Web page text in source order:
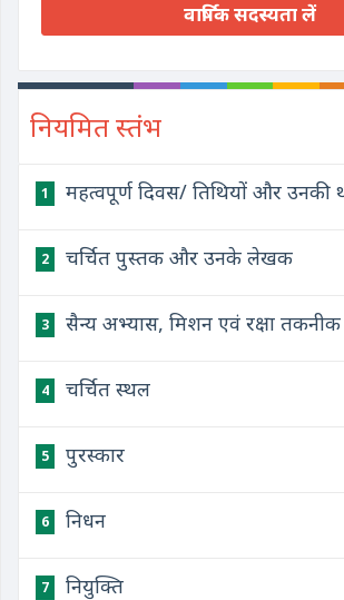
वार्षिक सदस्यता लें
नियमित स्तंभ
1 महत्वपूर्ण दिवस/ तिथियों और उनकी
2 चर्चित पुस्तक और उनके लेखक
3 सैन्य अभ्यास, मिशन एवं रक्षा तकनीक
4 चर्चित स्थल
5 पुरस्कार
6 निधन
7 नियुक्ति